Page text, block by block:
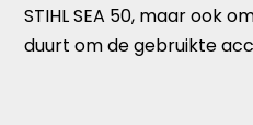
STIHL SEA 50, maar ook
duurt om de gebruikte